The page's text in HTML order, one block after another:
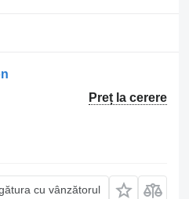
Preț la cerere
cu vânzătorul